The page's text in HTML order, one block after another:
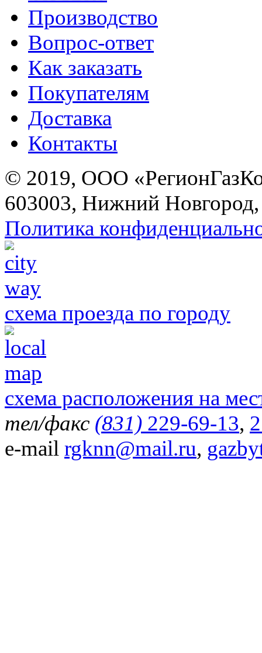
Производство
Вопрос-ответ
Как заказать
Покупателям
Доставка
Контакты
© 2019, ООО
603003, Нижний
Политика
схема проезда по городу
схема расположения на
тел/факс (831) 229-69-13,
e-mail rgknn@mail.ru,